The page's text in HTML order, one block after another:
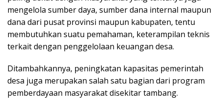
mengelola sumber daya, sumber dana internal maupun
dana dari pusat provinsi maupun kabupaten, tentu
membutuhkan suatu pemahaman, keterampilan teknis
terkait dengan penggelolaan keuangan desa.
Ditambahkannya, peningkatan kapasitas pemerintah
desa juga merupakan salah satu bagian dari program
pemberdayaan masyarakat disekitar tambang.